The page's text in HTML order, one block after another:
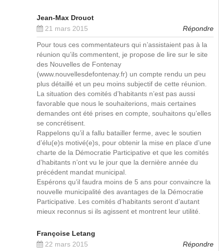
Jean-Max Drouot
21 mars 2015
Répondre
Pour tous ces commentateurs qui n’assistaient pas à la
réunion qu’ils commentent, je propose de lire sur le site
des Nouvelles de Fontenay
(www.nouvellesdefontenay.fr) un compte rendu un peu
plus détaillé et un peu moins subjectif de cette réunion.
La situation des comités d’habitants n’est pas aussi
favorable que nous le souhaiterions, mais certaines
demandes ont été prises en compte, souhaitons qu’elles
se concrétisent.
Rappelons qu’il a fallu batailler ferme, avec le soutien
d’élu(e)s motivé(e)s, pour obtenir la mise en place d’une
charte de la Démocratie Participative et que les comités
d’habitants n’ont vu le jour que la dernière année du
précédent mandat municipal.
Espérons qu’il faudra moins de 5 ans pour convaincre la
nouvelle municipalité des avantages de la Démocratie
Participative. Les comités d’habitants seront d’autant
mieux reconnus si ils agissent et montrent leur utilité.
Françoise Letang
22 mars 2015
Répondre